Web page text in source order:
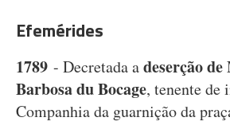
Efemérides
1789 - Decretada adeserção
Barbosa du Bocage, tenente de
Companhia da guarnição da